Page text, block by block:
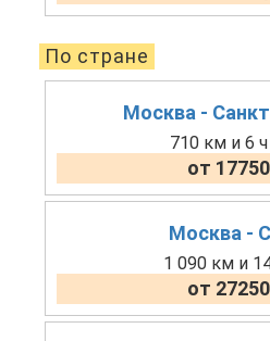
По стране
Москва -
710 км и 6
от
Москва -
1 090 км и
от